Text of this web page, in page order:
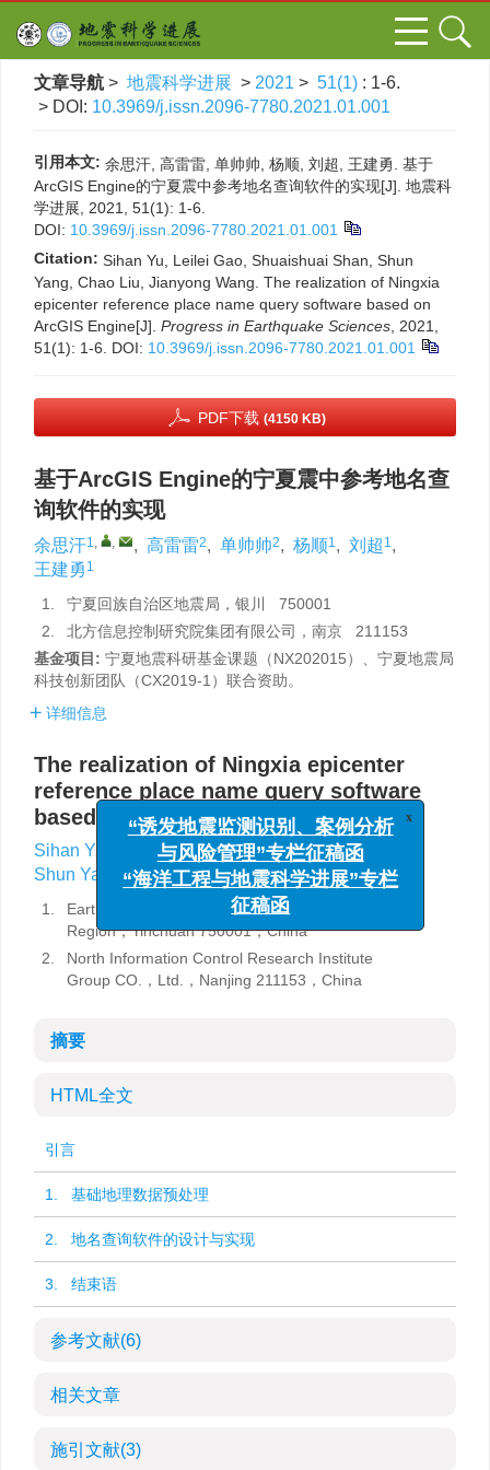
文章导航 > 地震科学进展 > 2021 > 51(1) : 1-6.
> DOI: 10.3969/j.issn.2096-7780.2021.01.001
引用本文: 余思汗, 高雷雷, 单帅帅, 杨顺, 刘超, 王建勇. 基于
ArcGIS Engine的宁夏震中参考地名查询软件的实现[J]. 地震科
学进展, 2021, 51(1): 1-6.
DOI: 10.3969/j.issn.2096-7780.2021.01.001
Citation: Sihan Yu, Leilei Gao, Shuaishuai Shan, Shun
Yang, Chao Liu, Jianyong Wang. The realization of Ningxia
epicenter reference place name query software based on
ArcGIS Engine[J]. Progress in Earthquake Sciences , 2021,
51(1): 1-6. DOI: 10.3969/j.issn.2096-7780.2021.01.001
PDF下载 (4150 KB)
基于ArcGIS Engine的宁夏震中参考地名查
询软件的实现
余思汗1, , , 高雷雷2, 单帅帅2, 杨顺1, 刘超 1,
王建勇 1
1.
宁夏回族自治区地震局，银川 750001
2.
北方信息控制研究院集团有限公司，南京 211153
基金项目: 宁夏地震科研基金课题（NX202015）、宁夏地震局
科技创新团队（CX2019-1）联合资助。
详细信息
The realization of Ningxia epicenter
reference place name query software
based on ArcGIS Engine
Sihan Yu , Leilei Gao2, Shuaishuai Shan
Shun Yang
1, Chao Liu 1, Jianyong Wang1
1.
Earthquake Agency of Ningxia Hui Autonomous
Region，Yinchuan 750001，China
2.
North Information Control Research Institute
Group CO.，Ltd.，Nanjing 211153，China
摘要
HTML全文
引言
1. 基础地理数据预处理
2. 地名查询软件的设计与实现
3. 结束语
参考文献(6)
相关文章
施引文献(3)
“诱发地震监测识别、案例分析
与风险管理”专栏征稿函
“海洋工程与地震科学进展”专栏
征稿函